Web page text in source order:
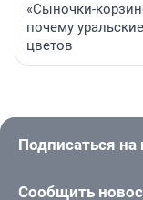
«Сыночки-
почему
цветов
Подписаться на
Сообщить